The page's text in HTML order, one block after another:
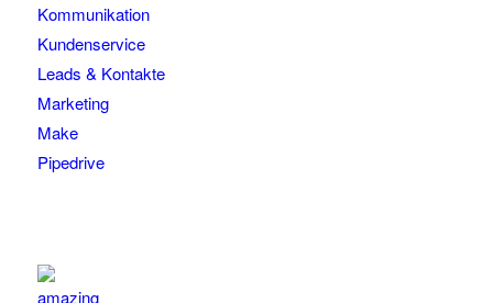
Kommunikation
Kundenservice
Leads & Kontakte
Marketing
Make
Pipedrive